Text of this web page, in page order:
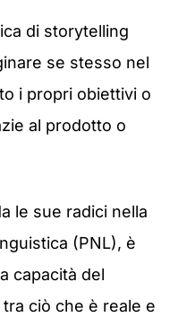
di storytelling
se stesso nel
i propri obiettivi o
al prodotto o
le sue radici nella
(PNL), è
capacità del
ciò che è reale e